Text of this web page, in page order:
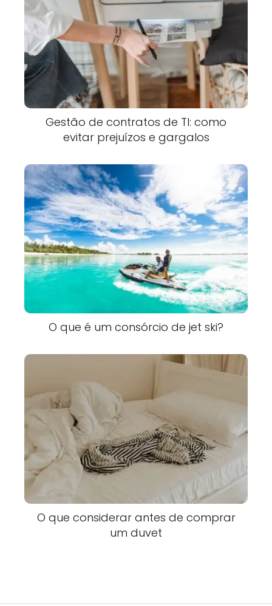
Gestão de contratos de TI: como
evitar prejuízos e gargalos
O que é um consórcio de jet ski?
O que considerar antes de comprar
um duvet